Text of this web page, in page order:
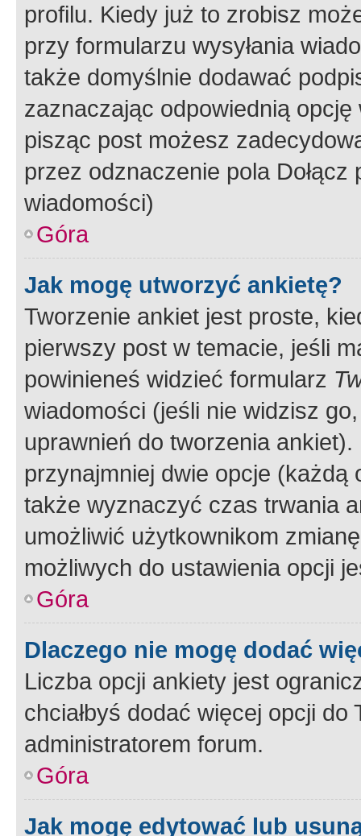
profilu. Kiedy już to zrobisz
przy formularzu wysyłania
także domyślnie dodawać
zaznaczając odpowiednią
pisząc post możesz
przez odznaczenie pola
wiadomości)
Góra
Jak mogę utworzyć ankietę?
Tworzenie ankiet jest proste,
pierwszy post w temacie, jeśli
powinieneś widzieć formularz
wiadomości (jeśli nie widzisz
uprawnień do tworzenia
przynajmniej dwie opcje
także wyznaczyć czas trwania
umożliwić użytkownikom
możliwych do ustawienia opcji
Góra
Dlaczego nie mogę dodać
Liczba opcji ankiety jest
chciałbyś dodać więcej opcji
administratorem forum.
Góra
Jak mogę edytować lub